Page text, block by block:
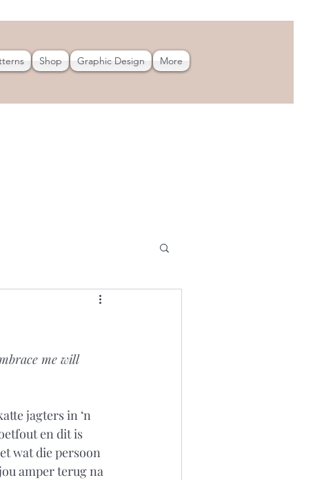
Shop Graphic Design More
me will
jagters in ‘n
en dit is
wat die persoon
amper terug na